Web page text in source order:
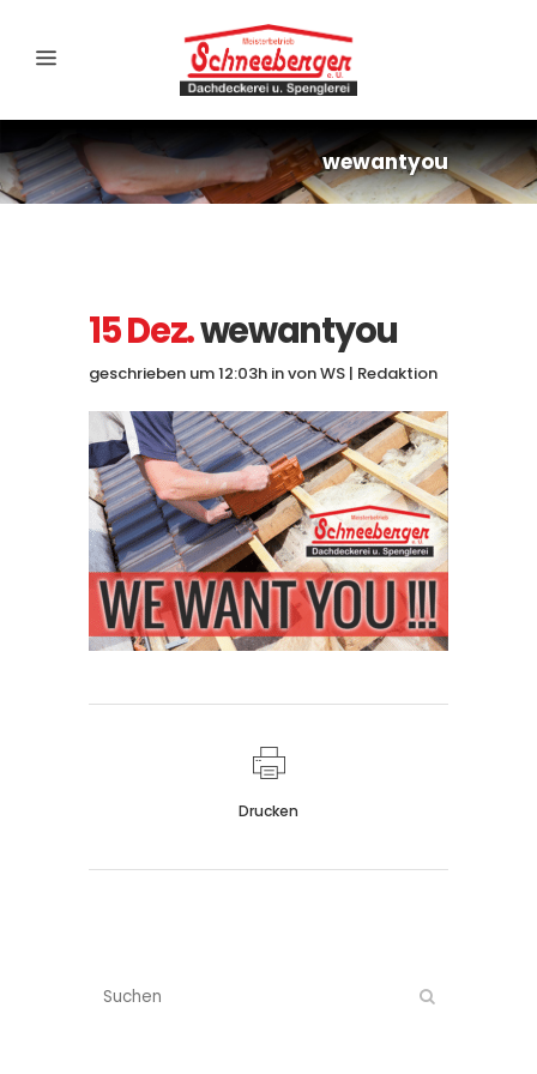
wewantyou
15 Dez.wewantyou
geschrieben um 12:03h invonWS | Redaktion
Drucken